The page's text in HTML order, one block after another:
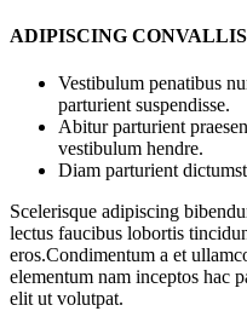
ADIPISCING
Vestibulum penatibus
parturient suspendisse.
Abitur parturient
vestibulum hendre.
Diam parturient
Scelerisque adipiscing
lectus faucibus lobortis
eros.Condimentum a et
elementum nam inceptos hac
elit ut volutpat.